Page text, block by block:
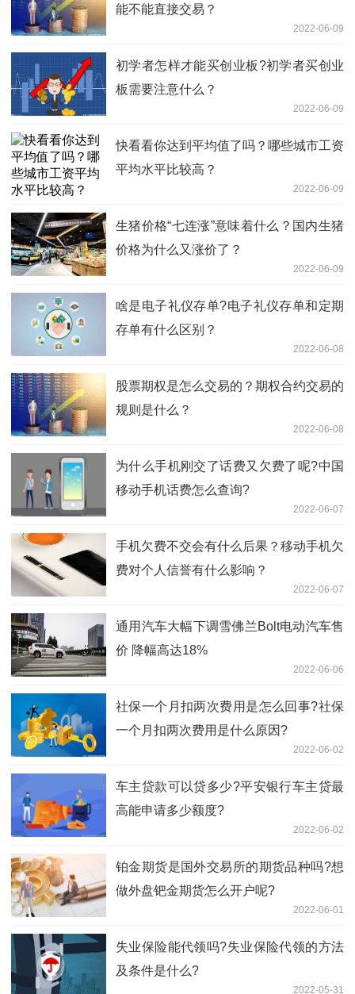
能不能直接交易？
2022-06-09
初学者怎样才能买创业板?初学者买创业
板需要注意什么？
2022-06-09
快看看你达到平均值了吗？哪些城市工资
平均水平比较高？
2022-06-09
生猪价格“七连涨”意味着什么？国内生猪
价格为什么又涨价了？
2022-06-09
啥是电子礼仪存单?电子礼仪存单和定期
存单有什么区别？
2022-06-08
股票期权是怎么交易的？期权合约交易的
规则是什么？
2022-06-08
为什么手机刚交了话费又欠费了呢?中国
移动手机话费怎么查询?
2022-06-07
手机欠费不交会有什么后果？移动手机欠
费对个人信誉有什么影响？
2022-06-07
通用汽车大幅下调雪佛兰Bolt电动汽车售
价 降幅高达18%
2022-06-06
社保一个月扣两次费用是怎么回事?社保
一个月扣两次费用是什么原因?
2022-06-02
车主贷款可以贷多少?平安银行车主贷最
高能申请多少额度?
2022-06-02
铂金期货是国外交易所的期货品种吗?想
做外盘钯金期货怎么开户呢?
2022-06-01
失业保险能代领吗?失业保险代领的方法
及条件是什么?
2022-05-31